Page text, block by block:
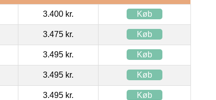
3.400 kr. Køb
3.475 kr. Køb
3.495 kr. Køb
3.495 kr. Køb
3.495 kr. Køb